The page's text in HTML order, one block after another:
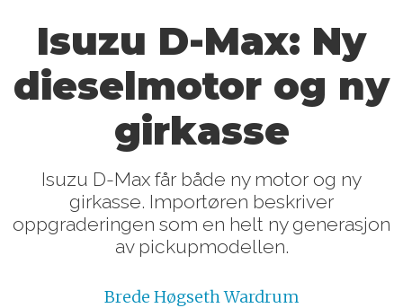
Isuzu D-Max: Ny
dieselmotor og ny
girkasse
Isuzu D-Max får både ny motor og ny
girkasse. Importøren beskriver
oppgraderingen som en helt ny generasjon
av pickupmodellen.
Brede Høgseth Wardrum